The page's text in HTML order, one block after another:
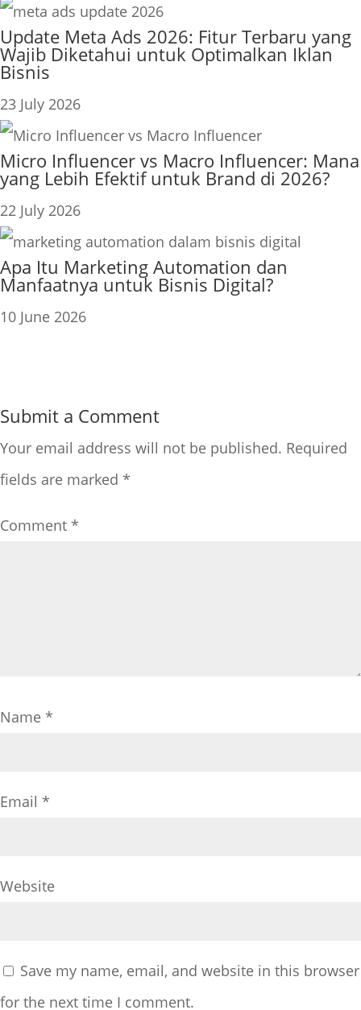
Update Meta Ads 2026: Fitur Terbaru yang
Wajib Diketahui untuk Optimalkan Iklan
Bisnis
23 July 2026
Micro Influencer vs Macro Influencer: Mana
yang Lebih Efektif untuk Brand di 2026?
22 July 2026
Apa Itu Marketing Automation dan
Manfaatnya untuk Bisnis Digital?
10 June 2026
Submit a Comment
Your email address will not be published. Required
fields are marked *
Comment *
Name *
Email *
Website
Save my name, email, and website in this browser
for the next time I comment.